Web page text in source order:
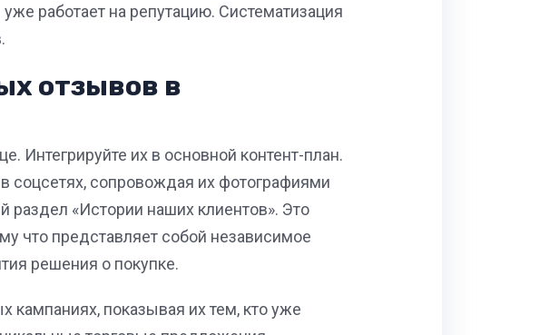
работает на репутацию. Систематизация
отзывов в
Интегрируйте их в основной контент-план.
соцсетях, сопровождая их фотографиями
раздел «Истории наших клиентов». Это
что представляет собой независимое
решения о покупке.
кампаниях, показывая их тем, кто уже